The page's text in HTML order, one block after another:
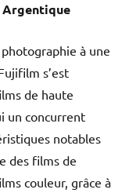
Argentique
à une
s’est
de haute
un concurrent
notables
des films de
couleur, grâce à